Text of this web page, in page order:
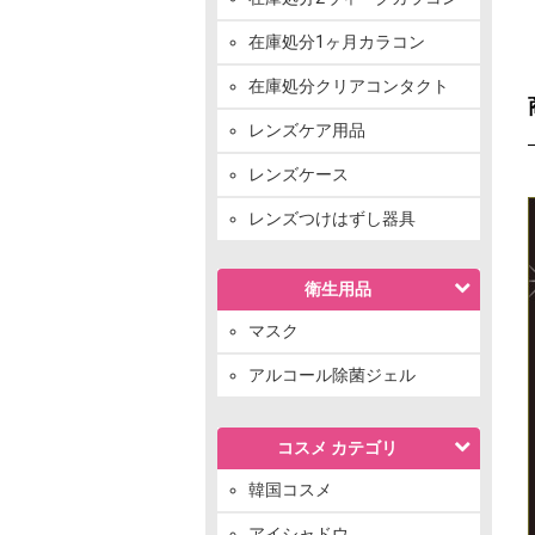
在庫処分1ヶ月カラコン
在庫処分クリアコンタクト
レンズケア用品
レンズケース
レンズつけはずし器具
衛生用品
マスク
アルコール除菌ジェル
コスメ カテゴリ
韓国コスメ